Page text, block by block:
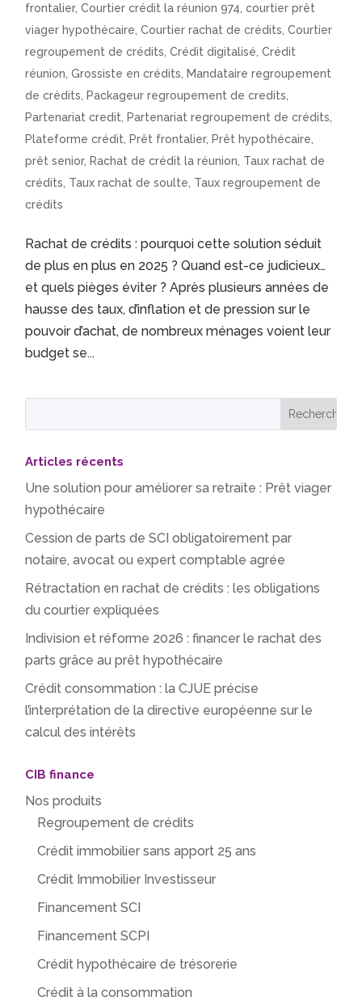
frontalier,Courtier crédit la réunion 974 ,courtier prêt
viager hypothécaire ,Courtier rachat de crédits ,Courtier
regroupement de crédits ,Crédit digitalisé ,Crédit
réunion ,Grossiste en crédits
Mandataire regroupement
de crédits
Packageur regroupement de credits
Partenariat credit
Partenariat regroupement de crédits
Plateforme crédit
Prêt frontalier, Prêt hypothécaire
prêt senior, Rachat de crédit la réunion Taux rachat de
crédits Taux rachat de soulte Taux regroupement de
crédits
Rachat de crédits : pourquoi cette solution séduit
de plus en plus en 2025 ? Quand est-ce judicieux…
et quels pièges éviter ? Après plusieurs années de
hausse des taux, d’inflation et de pression sur le
pouvoir d’achat, de nombreux ménages voient leur
budget se...
Articles récents
Une solution pour améliorer sa retraite : Prêt viager
hypothécaire
Cession de parts de SCI obligatoirement par
notaire, avocat ou expert comptable agrée
Rétractation en rachat de crédits : les obligations
du courtier expliquées
Indivision et réforme 2026 : financer le rachat des
parts grâce au prêt hypothécaire
Crédit consommation : la CJUE précise
l’interprétation de la directive européenne sur le
calcul des intérêts
CIB finance
Nos produits
Regroupement de crédits
Crédit immobilier sans apport 25 ans
Crédit Immobilier Investisseur
Financement SCI
Financement SCPI
Crédit hypothécaire de trésorerie
Crédit à la consommation